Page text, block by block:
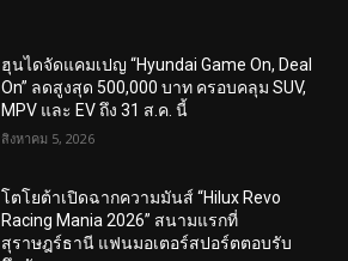
ฮุนไดจัดแคมเปญ “Hyundai Game On, Deal
On” ลดสูงสุด 500,000 บาท ครอบคลุม SUV,
MPV และ EV ถึง 31 ส.ค. นี้
สิงหาคม 5, 2026
โตโยต้าเปิดฉากความมันส์ “Hilux Revo
Racing Mania 2026” สนามแรกที่
สุราษฎร์ธานี แฟนมอเตอร์สปอร์ตตอบรับ